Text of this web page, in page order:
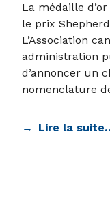
La médaille
le prix
L’Association
administration
d’annoncer un
nomenclature
Lire la